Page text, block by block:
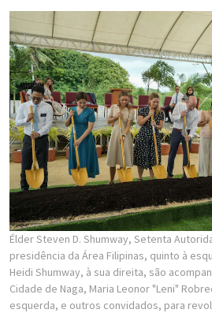
Élder Steven D. Shumway, Setenta
presidência da Área Filipinas, quinto à
Heidi Shumway, à sua direita, são
Cidade de Naga, Maria Leonor "Leni"
esquerda, e outros convidados, para